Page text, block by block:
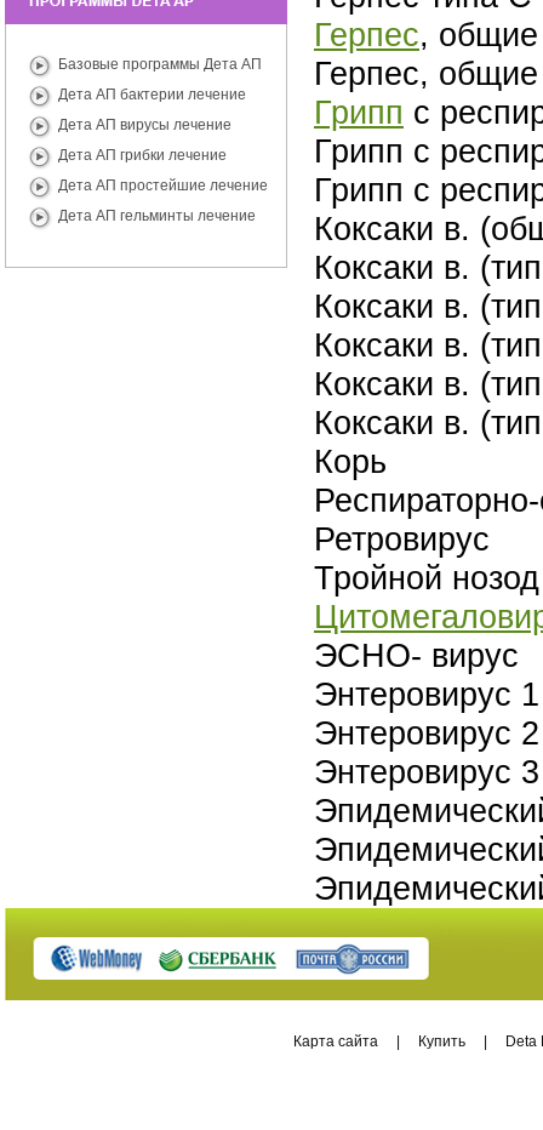
Базовые программы Дета АП
Дета АП бактерии лечение
Дета АП вирусы лечение
Дета АП грибки лечение
Дета АП простейшие лечение
Дета АП гельминты лечение
Герпес, общие
Герпес,
Грипп с
Грипп с
Грипп с
Коксаки в.
Коксаки в.
Коксаки в.
Коксаки в.
Коксаки в.
Коксаки в.
Корь
Ретровирус
Тройной
ЭCHO- вирус
Энтеровирус 1
Энтеровирус 2
Энтеровирус 3
Карта сайта Купить Deta